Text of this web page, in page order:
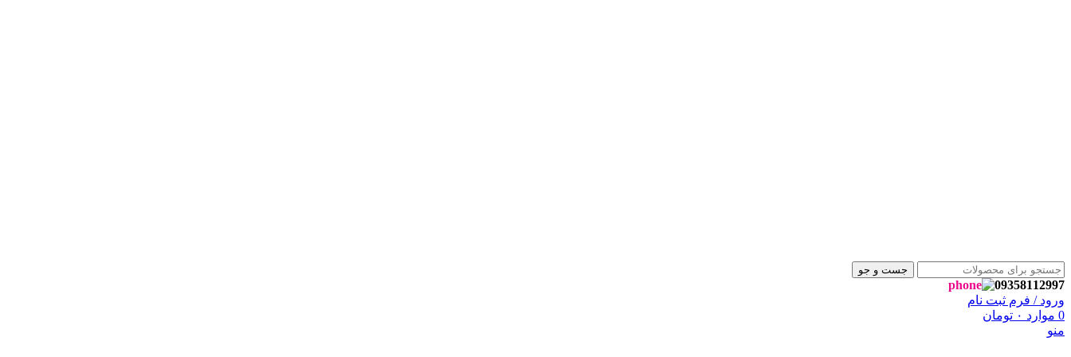
جست و جو
09358112997
ورود / فرم ثبت نام
0 موارد ۰ تومان
منو